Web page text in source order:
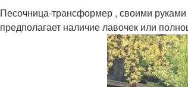
Песочница-трансформер , своими
предполагает наличие лавочек или